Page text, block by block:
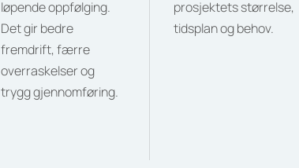
løpende oppfølging.
Det gir bedre
fremdrift, færre
overraskelser og
trygg gjennomføring.
prosjektets størrelse,
tidsplan og behov.